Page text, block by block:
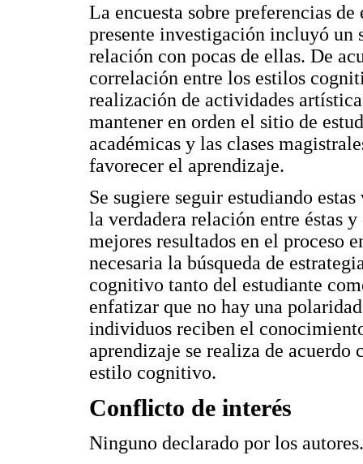
La encuesta sobre preferencias
presente investigación incluyó un
relación con pocas de ellas. De
correlación entre los estilos
realización de actividades
mantener en orden el sitio de
académicas y las clases
favorecer el aprendizaje.
Se sugiere seguir estudiando
la verdadera relación entre éstas
mejores resultados en el proceso
necesaria la búsqueda de
cognitivo tanto del estudiante
enfatizar que no hay una
individuos reciben el
aprendizaje se realiza de acuerdo
estilo cognitivo.
Conflicto de interés
Ninguno declarado por los autores.